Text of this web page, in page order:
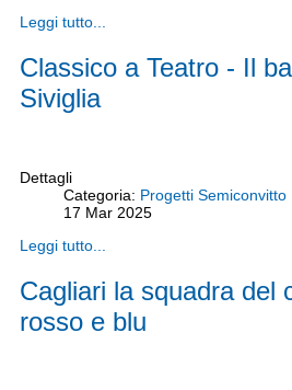
Leggi tutto...
Classico a Teatro - Il
Siviglia
Dettagli
Categoria: Progetti Semiconvitto
17 Mar 2025
Leggi tutto...
Cagliari la squadra del
rosso e blu